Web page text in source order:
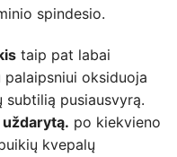
spindesio.
taip pat labai
oksiduoja
pusiausvyrą.
po kiekvieno
kvepalų